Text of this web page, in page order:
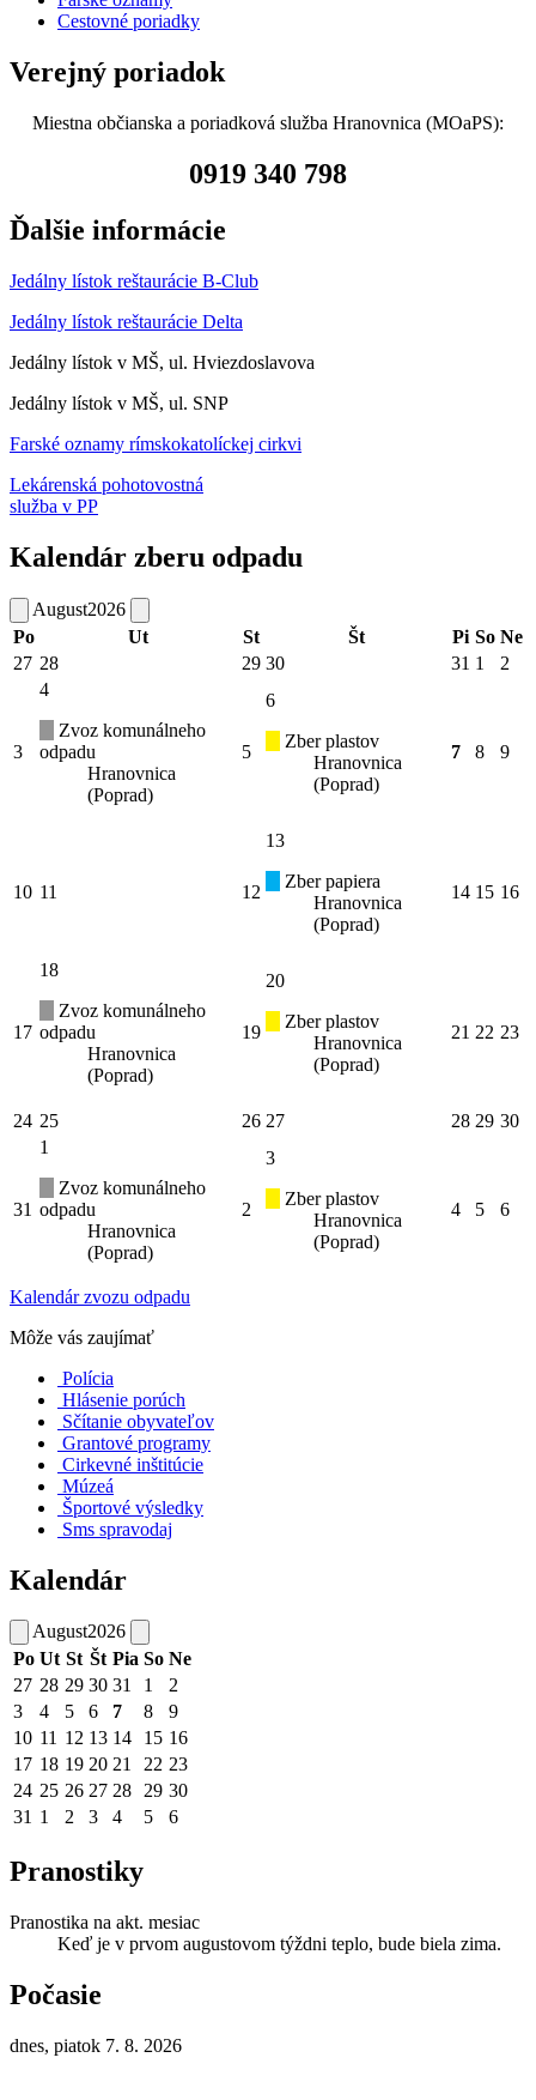
Cestovné poriadky
Verejný poriadok
Miestna občianska a poriadková služba Hranovnica (MOaPS):
0919 340 798
Ďalšie informácie
Jedálny lístok reštaurácie B-Club
Jedálny lístok reštaurácie Delta
Jedálny lístok v MŠ, ul. Hviezdoslavova
Jedálny lístok v MŠ, ul. SNP
Farské oznamy rímskokatolíckej cirkvi
Lekárenská pohotovostná
služba v PP
Kalendár zberu odpadu
August2026
Po
Ut St Št Pi So Ne
27 28 29 30 31 1 2
3
4
Zvoz komunálneho
odpadu
Hranovnica
(Poprad)
5
6
Zber plastov
Hranovnica
(Poprad)
7 8 9
10 11 12
13
Zber papiera
Hranovnica
(Poprad)
14 15 16
17
18
Zvoz komunálneho
odpadu
Hranovnica
(Poprad)
19
20
Zber plastov
Hranovnica
(Poprad)
21 22 23
24 25 26 27 28 29 30
31
1
Zvoz komunálneho
odpadu
Hranovnica
(Poprad)
2
3
Zber plastov
Hranovnica
(Poprad)
4 5 6
Kalendár zvozu odpadu
Môže vás zaujímať
Polícia
Hlásenie porúch
Sčítanie obyvateľov
Grantové programy
Cirkevné inštitúcie
Múzeá
Športové výsledky
Sms spravodaj
Kalendár
August2026
Po Ut St Št Pia So Ne
27 28 29 30 31 1
2
3
4 5 6 7 8
9
10 11 12 13 14 15 16
17 18 19 20 21 22 23
24 25 26 27 28 29 30
31 1 2 3 4 5 6
Pranostiky
Pranostika na akt. mesiac
Keď je v prvom augustovom týždni teplo, bude biela zima.
Počasie
dnes, piatok 7. 8. 2026